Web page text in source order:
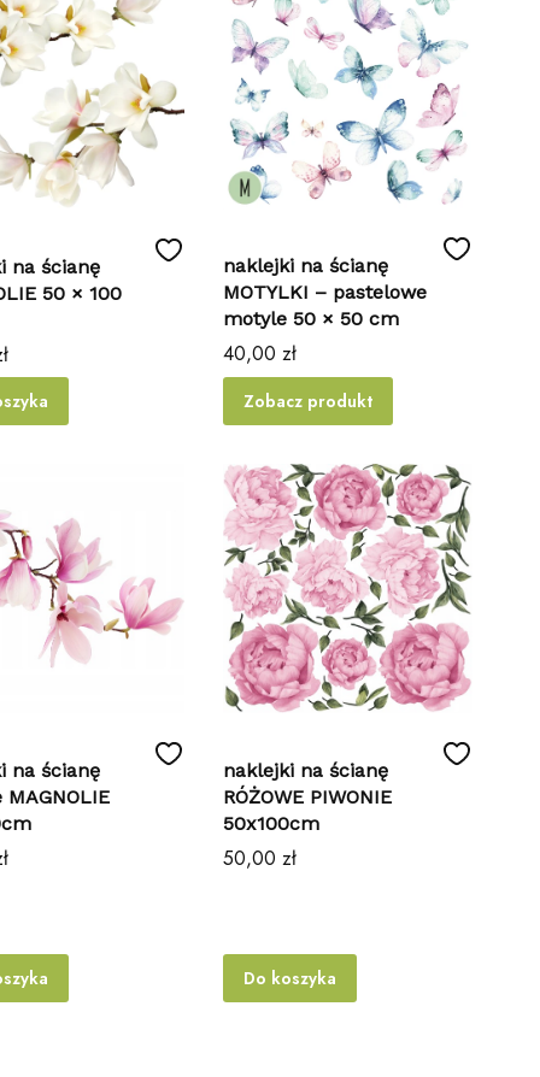
na ścianę
50 × 100
naklejki na ścianę
MOTYLKI – pastelowe
motyle 50 × 50 cm
Cena
40,00 zł
Zobacz produkt
na ścianę
MAGNOLIE
naklejki na ścianę
RÓŻOWE PIWONIE
50x100cm
Cena
50,00 zł
Do koszyka